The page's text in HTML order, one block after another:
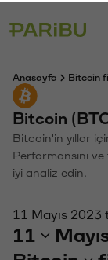
Anasayfa Bitcoin
Bitcoin
Bitcoin'in yıllar
Performansını
iyi analiz edin.
11 Mayıs
11